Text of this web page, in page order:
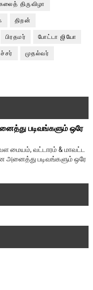
திருவிழா
திறன்
பிரதமர் போட்டா ஜியோ
முதல்வர்
படிவங்களும் ஒரே
மையம், வட்டாரம் & மாவட்ட
அனைத்து படிவங்களும் ஒரே